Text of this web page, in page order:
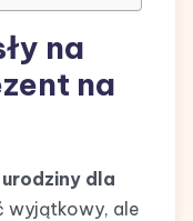
na
na
dla
wyjątkowy, ale